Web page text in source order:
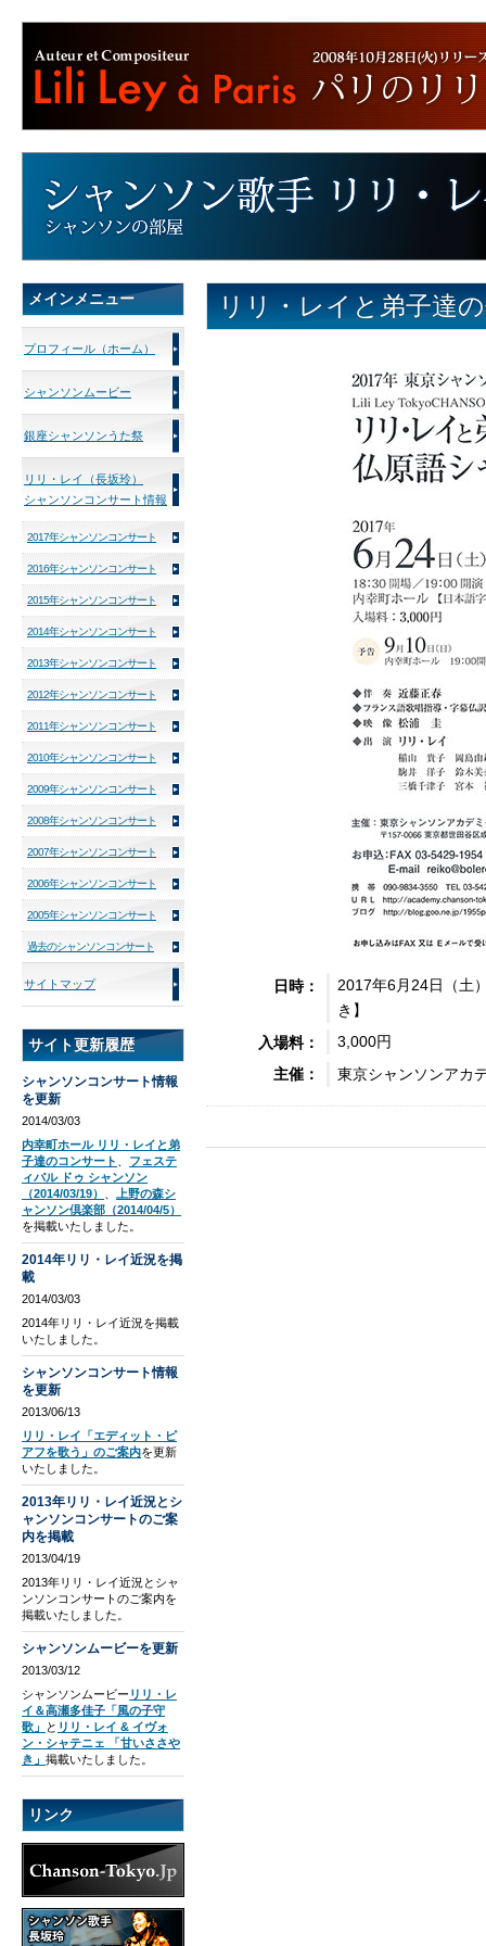
リリ・レイと弟子達
日時：
2017年6月24日（土
き】
入場料：
3,000円
主催：
東京シャンソンアカ
メインメニュー
プロフィール（ホーム）
シャンソンムービー
銀座シャンソンうた祭
リリ・レイ（長坂玲）
シャンソンコンサート情報
2017年シャンソンコンサート
2016年シャンソンコンサート
2015年シャンソンコンサート
2014年シャンソンコンサート
2013年シャンソンコンサート
2012年シャンソンコンサート
2011年シャンソンコンサート
2010年シャンソンコンサート
2009年シャンソンコンサート
2008年シャンソンコンサート
2007年シャンソンコンサート
2006年シャンソンコンサート
2005年シャンソンコンサート
過去のシャンソンコンサート
サイトマップ
サイト更新履歴
シャンソンコンサート情報
を更新
2014/03/03
内幸町ホール リリ・レイと弟
子達のコンサート
フェステ
ィバル ドゥ シャンソン
（2014/03/19）
上野の森シ
ャンソン倶楽部（2014/04/5）
を掲載いたしました。
2014年リリ・レイ近況を掲
載
2014/03/03
2014年リリ・レイ近況を掲載
いたしました。
シャンソンコンサート情報
を更新
2013/06/13
リリ・レイ「エディット・ピ
アフを歌う」のご案内を更新
いたしました。
2013年リリ・レイ近況とシ
ャンソンコンサートのご案
内を掲載
2013/04/19
2013年リリ・レイ近況とシャ
ンソンコンサートのご案内を
掲載いたしました。
シャンソンムービーを更新
2013/03/12
シャンソンムービー リリ・レ
イ＆高瀬多佳子「風の子守
歌」
と リリ・レイ & イヴォ
ン・シャテニェ 「甘いささや
き」 掲載いたしました。
リンク